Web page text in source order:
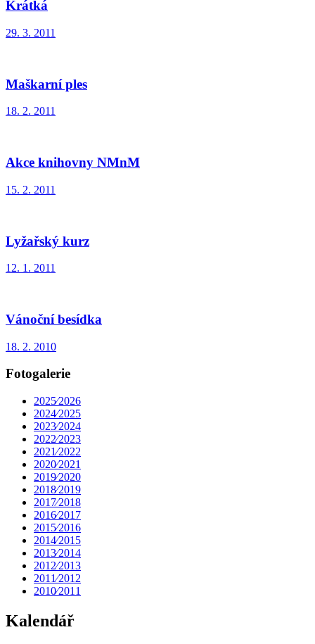
Krátká
29. 3. 2011
Maškarní ples
18. 2. 2011
Akce knihovny NMnM
15. 2. 2011
Lyžařský kurz
12. 1. 2011
Vánoční besídka
18. 2. 2010
Fotogalerie
2025⁄2026
2024⁄2025
2023⁄2024
2022⁄2023
2021⁄2022
2020⁄2021
2019⁄2020
2018⁄2019
2017⁄2018
2016⁄2017
2015⁄2016
2014⁄2015
2013⁄2014
2012⁄2013
2011⁄2012
2010⁄2011
Kalendář